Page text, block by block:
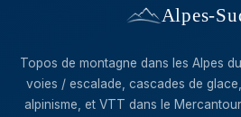
Alpes-
Topos de montagne dans les Alpes
voies / escalade, cascades de
alpinisme, et VTT dans le